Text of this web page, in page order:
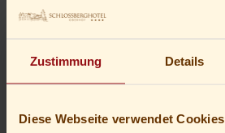
Zustimmung Details
Diese Webseite verwendet Cookies